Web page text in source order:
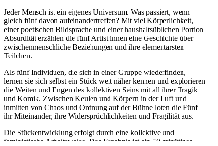
Jeder Mensch ist ein eigenes Universum. Was passiert, wenn
gleich fünf davon aufeinandertreffen? Mit viel Körperlichkeit,
einer poetischen Bildsprache und einer haushaltsüblichen Portion
Absurdität erzählen die fünf Artist:innen eine Geschichte über
zwischenmenschliche Beziehungen und ihre elementarsten
Teilchen.
Als fünf Individuen, die sich in einer Gruppe wiederfinden,
lernen sie sich selbst ein Stück weit näher kennen und explorieren
die Weiten und Engen des kollektiven Seins mit all ihrer Tragik
und Komik. Zwischen Keulen und Körpern in der Luft und
inmitten von Chaos und Ordnung auf der Bühne loten die Fünf
ihr Miteinander, ihre Widersprüchlichkeiten und Fragilität aus.
Die Stückentwicklung erfolgt durch eine kollektive und
feministische Arbeitsweise. Das Ergebnis ist ein 50-minütiges